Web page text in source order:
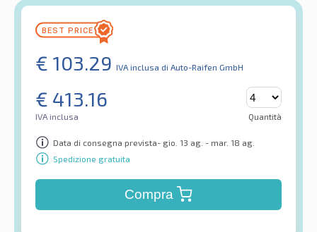
€ 103.29 IVA inclusa di Auto-Raifen GmbH
€ 413.16
IVA inclusa Quantità
Data di consegna prevista- gio. 13 ag. - mar. 18 ag.
Spedizione gratuita
Compra